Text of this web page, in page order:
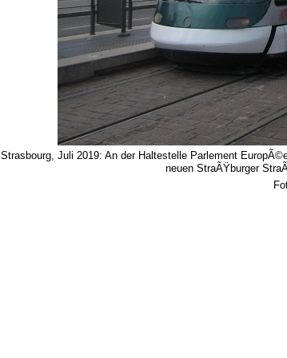
Strasbourg, Juli 2019: An der Haltestelle Parlement
neuen StraÃŸburger